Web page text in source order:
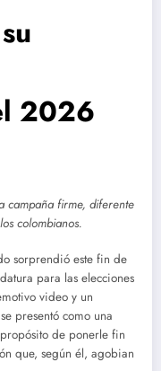
2026
campaña firme, diferente
colombianos.
sorprendió este fin de
para las elecciones
video y un
presentó como una
de ponerle fin
que, según él, agobian